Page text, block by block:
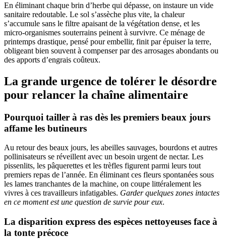
En éliminant chaque brin d’herbe qui dépasse, on instaure un vide
sanitaire redoutable. Le sol s’assèche plus vite, la chaleur
s’accumule sans le filtre apaisant de la végétation dense, et les
micro-organismes souterrains peinent à survivre. Ce ménage de
printemps drastique, pensé pour embellir, finit par épuiser la terre,
obligeant bien souvent à compenser par des arrosages abondants ou
des apports d’engrais coûteux.
La grande urgence de tolérer le désordre
pour relancer la chaîne alimentaire
Pourquoi tailler à ras dès les premiers beaux jours
affame les butineurs
Au retour des beaux jours, les abeilles sauvages, bourdons et autres
pollinisateurs se réveillent avec un besoin urgent de nectar. Les
pissenlits, les pâquerettes et les trèfles figurent parmi leurs tout
premiers repas de l’année. En éliminant ces fleurs spontanées sous
les lames tranchantes de la machine, on coupe littéralement les
vivres à ces travailleurs infatigables. Garder quelques zones intactes
en ce moment est une question de survie pour eux.
La disparition express des espèces nettoyeuses face à
la tonte précoce